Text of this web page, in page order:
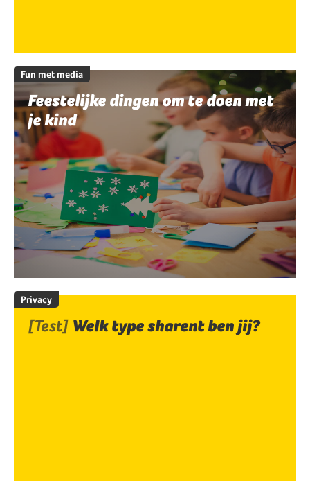
Fun met media
Feestelijke dingen om te doen met
je kind
Privacy
[Test] Welk type sharent ben jij?